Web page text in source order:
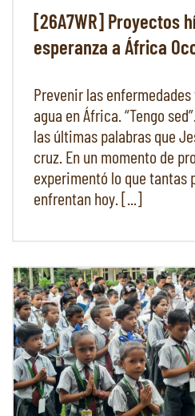
[26A7WR] Proyectos
esperanza a África
Prevenir las
agua en África. “Tengo
las últimas palabras que
cruz. En un momento de
experimentó lo que tantas
enfrentan hoy. [...]